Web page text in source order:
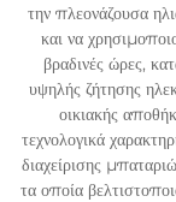
την πλεονάζουσα
και να
βραδινές ώρες,
υψηλής ζήτησης
οικιακής
τεχνολογικά
διαχείρισης
τα οποία